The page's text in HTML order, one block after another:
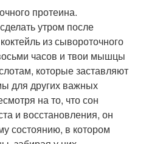
протеина.
утром после
из сывороточного
часов и твои мышцы
которые заставляют
для других важных
на то, что сон
и восстановления, он
состоянию, в котором